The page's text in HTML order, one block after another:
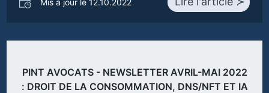
PINT AVOCATS - NEWSLETTER AVRIL-MAI 2022
: DROIT DE LA CONSOMMATION, DNS/NFT ET IA